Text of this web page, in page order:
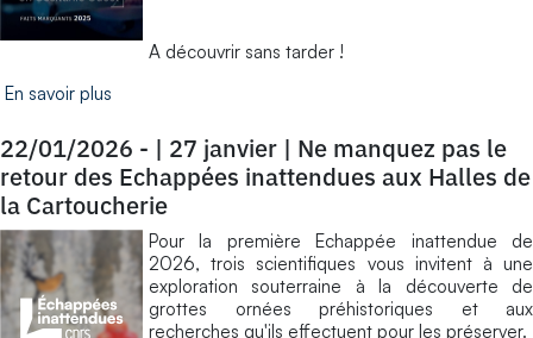
A découvrir sans tarder !
En savoir plus
22/01/2026 - | 27 janvier | Ne manquez pas le
retour des Echappées inattendues aux Halles de
la Cartoucherie
Pour la première Echappée inattendue de
2026, trois scientifiques vous invitent à une
exploration souterraine à la découverte de
grottes ornées préhistoriques et aux
recherches qu'ils effectuent pour les préserver.